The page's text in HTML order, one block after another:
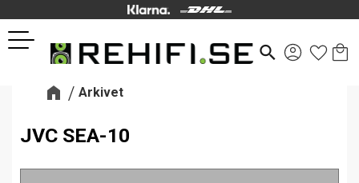
Meny
search
Arkivet
JVC SEA-10